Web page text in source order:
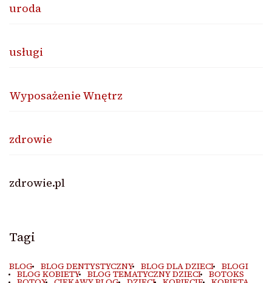
uroda
usługi
Wyposażenie Wnętrz
zdrowie
zdrowie.pl
Tagi
BLOG BLOG DENTYSTYCZNY BLOG DLA DZIECI BLOGI
BLOG KOBIETY BLOG TEMATYCZNY DZIECI BOTOKS